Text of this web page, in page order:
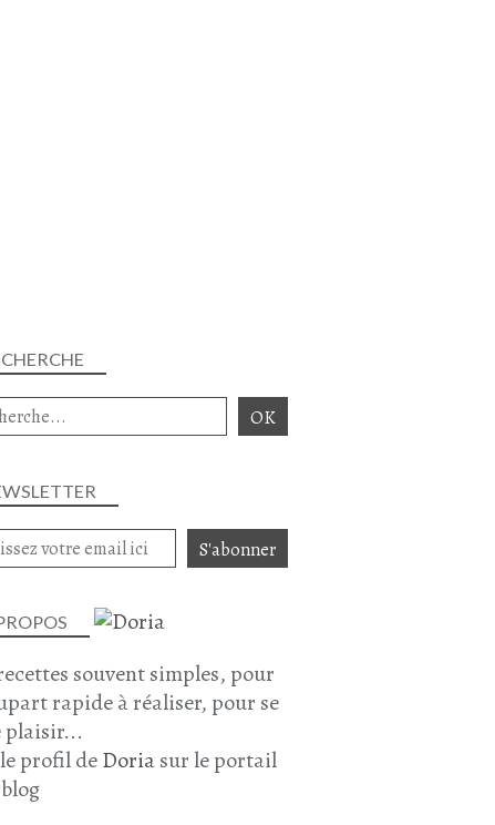
souvent simples, pour
rapide à réaliser, pour se
profil deDoriasur le portail